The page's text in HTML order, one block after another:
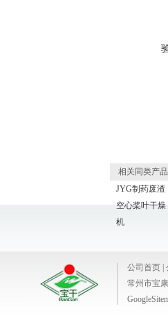
相关同类产品
JYG制药废渣
空心桨叶干燥
机
公司首页
常州市宝